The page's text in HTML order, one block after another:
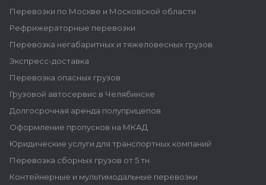
Перевозки по Москве и Московской области
Рефрижераторные перевозки
Перевозка негабаритных и тяжеловесных грузов
Экспресс-доставка
Перевозка опасных грузов
Грузовой автосервис в Челябинске
Долгосрочная аренда полуприцепов
Оформление пропусков на МКАД
Юридические услуги для транспортных компаний
Перевозка сборных грузов от 5 тн
Контейнерные и мультимодальные перевозки